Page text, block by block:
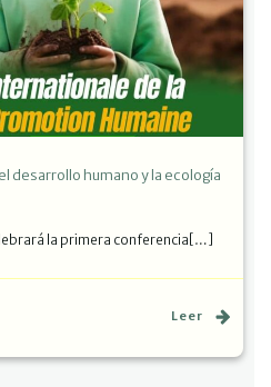
desarrollo humano y la ecología
la primera conferencia[…]
Leer